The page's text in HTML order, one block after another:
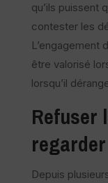
qu’ils puissent
contester les
L’engagement
être valorisé
lorsqu’il
Refuser
Depuis